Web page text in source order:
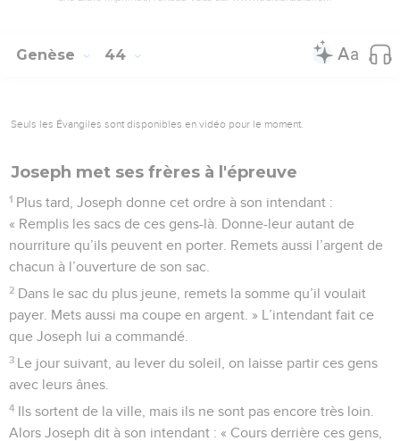
Genèse 44
Seuls les Évangiles sont disponibles en vidéo pour le moment.
Joseph met ses frères à l'épreuve
1 Plus tard, Joseph donne cet ordre à son intendant :
« Remplis les sacs de ces gens-là. Donne-leur autant de
nourriture qu’ils peuvent en porter. Remets aussi l’argent de
chacun à l’ouverture de son sac.
2 Dans le sac du plus jeune, remets la somme qu’il voulait
payer. Mets aussi ma coupe en argent. » L’intendant fait ce
que Joseph lui a commandé.
3 Le jour suivant, au lever du soleil, on laisse partir ces gens
avec leurs ânes.
4 Ils sortent de la ville, mais ils ne sont pas encore très loin.
Alors Joseph dit à son intendant : « Cours derrière ces gens,